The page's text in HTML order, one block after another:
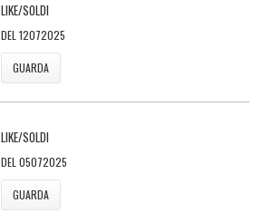
LIKE/SOLDI
DEL 12072025
GUARDA
LIKE/SOLDI
DEL 05072025
GUARDA